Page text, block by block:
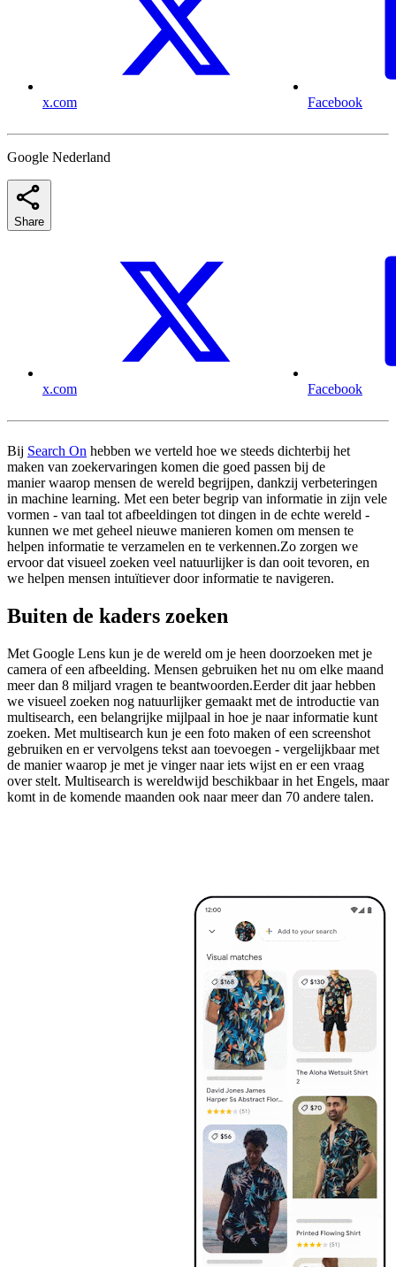
x.com Facebook
Google Nederland
Share
x.com Facebook
Bij Search On hebben we verteld hoe we steeds dichterbij het
maken van zoekervaringen komen die goed passen bij de
manier waarop mensen de wereld begrijpen, dankzij verbeteringen
in machine learning. Met een beter begrip van informatie in zijn vele
vormen - van taal tot afbeeldingen tot dingen in de echte wereld -
kunnen we met geheel nieuwe manieren komen om mensen te
helpen informatie te verzamelen en te verkennen.Zo zorgen we
ervoor dat visueel zoeken veel natuurlijker is dan ooit tevoren, en
we helpen mensen intuïtiever door informatie te navigeren.
Buiten de kaders zoeken
Met Google Lens kun je de wereld om je heen doorzoeken met je
camera of een afbeelding. Mensen gebruiken het nu om elke maand
meer dan 8 miljard vragen te beantwoorden.Eerder dit jaar hebben
we visueel zoeken nog natuurlijker gemaakt met de introductie van
multisearch, een belangrijke mijlpaal in hoe je naar informatie kunt
zoeken. Met multisearch kun je een foto maken of een screenshot
gebruiken en er vervolgens tekst aan toevoegen - vergelijkbaar met
de manier waarop je met je vinger naar iets wijst en er een vraag
over stelt. Multisearch is wereldwijd beschikbaar in het Engels, maar
komt in de komende maanden ook naar meer dan 70 andere talen.